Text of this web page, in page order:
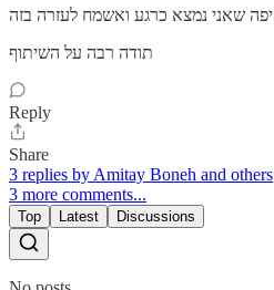
תודה רבה על השיתוף
Reply
Share
3 replies by Amitay Boneh and others
3 more comments...
Top Latest Discussions